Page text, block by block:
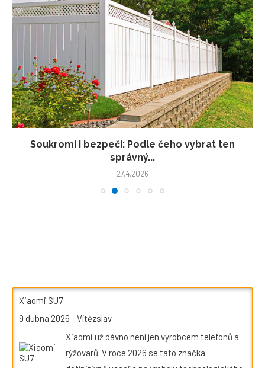
Soukromí i bezpečí: Podle čeho vybrat ten
správný...
27.4.2026
Xiaomi SU7
9 dubna 2026 -Vítězslav
Xiaomi už dávno není jen výrobcem telefonů a
rýžovarů. V roce 2026 se tato značka